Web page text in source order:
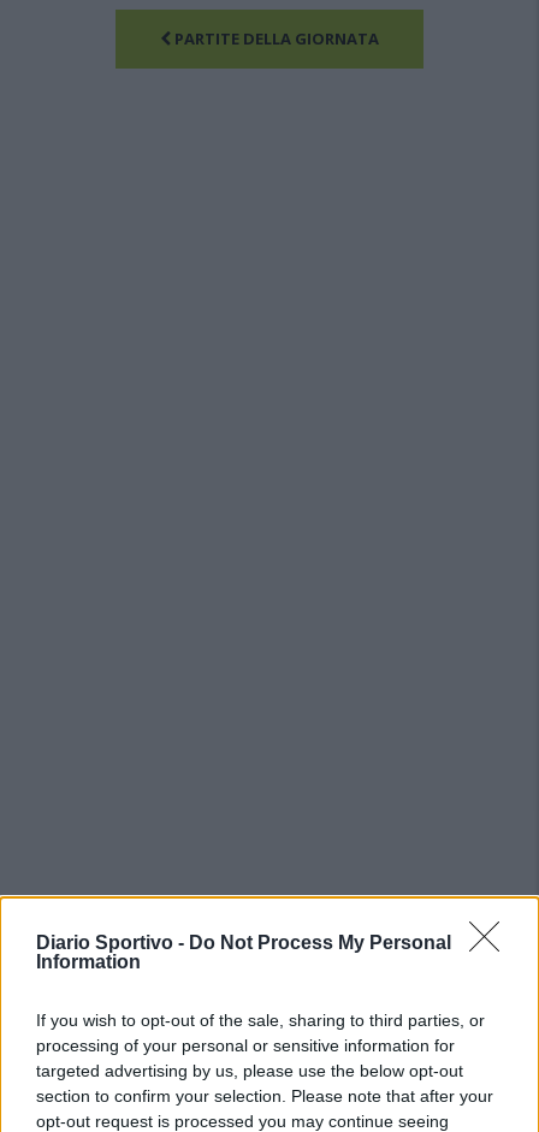
Diario Sportivo - Do Not Process My Personal
Information
If you wish to opt-out of the sale, sharing to third parties, or
processing of your personal or sensitive information for
targeted advertising by us, please use the below opt-out
section to confirm your selection. Please note that after your
opt-out request is processed you may continue seeing
PARTITE DELLA GIORNATA
Carlucci, Bevilacqua, Solinas, Souare e Galic
7 Ago 2026
L'Ossese si prepara all'esordio in D: Forzati,